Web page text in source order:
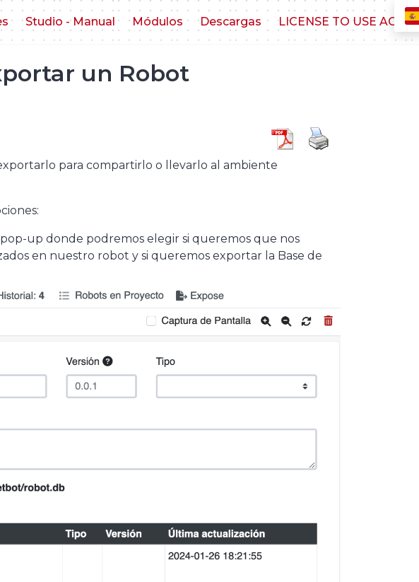
Studio - Manual Módulos Descargas LICENSE TO USE
un Robot
para compartirlo o llevarlo al ambiente
up donde podremos elegir si queremos que nos
en nuestro robot y si queremos exportar la Base de